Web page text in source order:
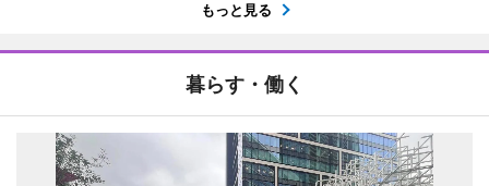
もっと見る
暮らす・働く